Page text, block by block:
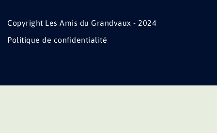
Copyright Les Amis du Grandvaux - 2024
Politique de confidentialité